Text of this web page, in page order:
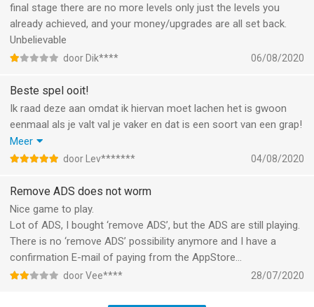
final stage there are no more levels only just the levels you
already achieved, and your money/upgrades are all set back.
Unbelievable
door Dik**** 06/08/2020
Beste spel ooit!
Ik raad deze aan omdat ik hiervan moet lachen het is gwoon
eenmaal als je valt val je vaker en dat is een soort van een grap!
1 tip (voor mensen die dit spelen): zet je WIFI uit anders krijg je
reclames want ik zag daar comments van.
Meer
door Lev******* 04/08/2020
Remove ADS does not worm
Nice game to play.
Lot of ADS, I bought ‘remove ADS’, but the ADS are still playing.
There is no ‘remove ADS’ possibility anymore and I have a
confirmation E-mail of paying from the AppStore...
door Vee**** 28/07/2020